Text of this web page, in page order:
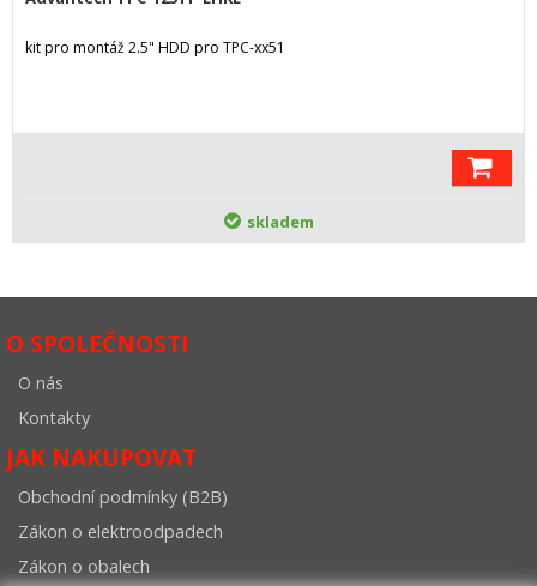
kit pro montáž 2.5" HDD pro TPC-xx51
skladem
O SPOLEČNOSTI
O nás
Kontakty
JAK NAKUPOVAT
Obchodní podmínky (B2B)
Zákon o elektroodpadech
Zákon o obalech